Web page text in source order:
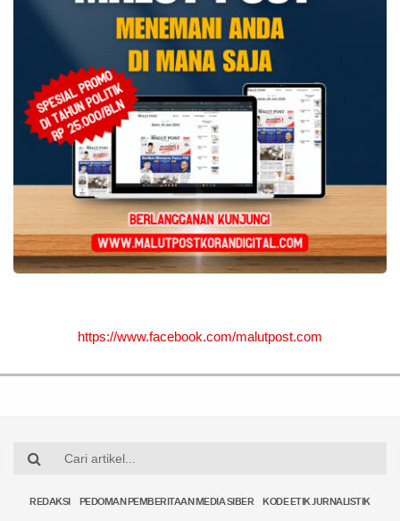
https://www.facebook.com/malutpost.com
REDAKSI PEDOMAN PEMBERITAAN MEDIA SIBER KODE ETIK JURNALISTIK